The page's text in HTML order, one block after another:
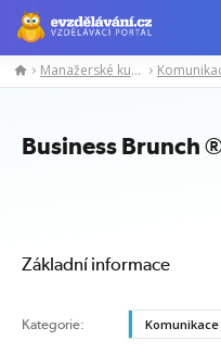
Manažerské
Manažerské kurzy
Business Brunch
Základní informace
Kategorie: